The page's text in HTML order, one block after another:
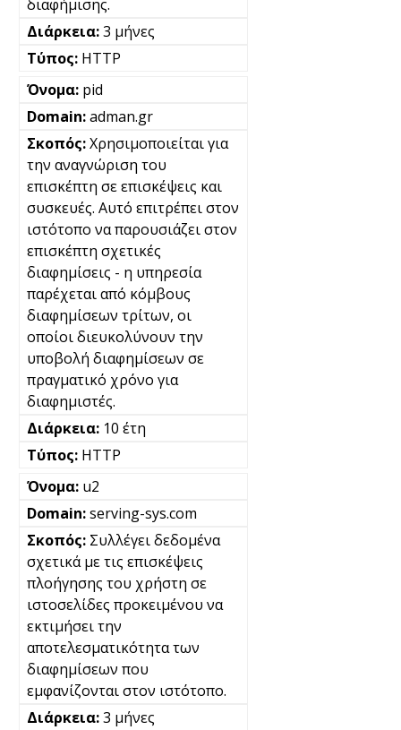
διαφήμισης.
3 μήνες
HTTP
pid
adman.gr
Χρησιμοποιείται για
την αναγνώριση του
επισκέπτη σε επισκέψεις και
συσκευές. Αυτό επιτρέπει στον
ιστότοπο να παρουσιάζει στον
επισκέπτη σχετικές
διαφημίσεις - η υπηρεσία
παρέχεται από κόμβους
διαφημίσεων τρίτων, οι
οποίοι διευκολύνουν την
υποβολή διαφημίσεων σε
πραγματικό χρόνο για
διαφημιστές.
10 έτη
HTTP
u2
serving-sys.com
Συλλέγει δεδομένα
σχετικά με τις επισκέψεις
πλοήγησης του χρήστη σε
ιστοσελίδες προκειμένου να
εκτιμήσει την
αποτελεσματικότητα των
διαφημίσεων που
εμφανίζονται στον ιστότοπο.
3 μήνες